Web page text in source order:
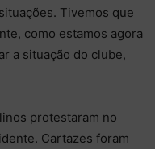
Tivemos que
como estamos agora
a situação do clube,
protestaram no
Cartazes foram